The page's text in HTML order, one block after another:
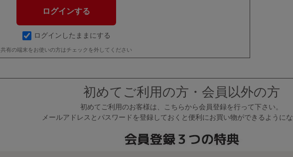
ログインしたままにする
共有の端末をお使いの方はチェックを外してください
初めてご利用の方・会員以外の方
初めてご利用のお客様は、こちらから会員登録を行って下さい。
メールアドレスとパスワードを登録しておくと便利にお買い物ができるように